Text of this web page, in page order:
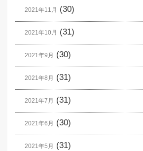
2021年11月 (30)
2021年10月 (31)
2021年9月 (30)
2021年8月 (31)
2021年7月 (31)
2021年6月 (30)
2021年5月 (31)